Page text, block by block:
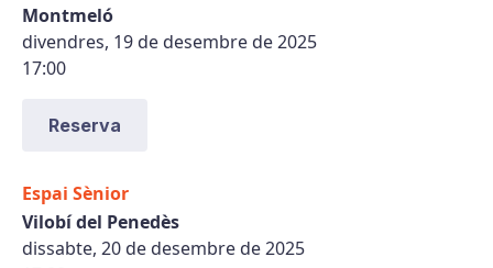
Montmeló
divendres, 19 de desembre de 2025
17:00
Reserva
Espai Sènior
Vilobí del Penedès
dissabte, 20 de desembre de 2025